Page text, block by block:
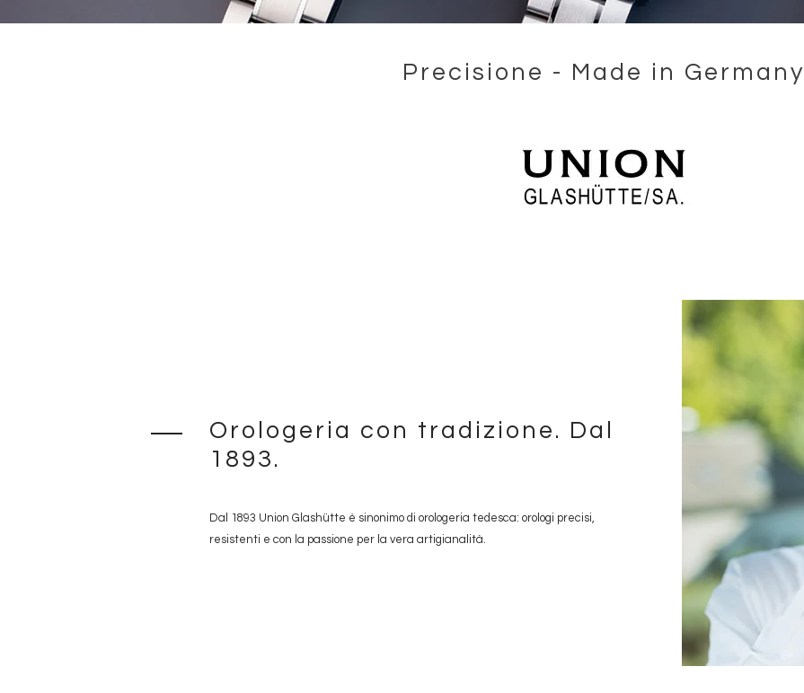
Precisione - Made in Germany
Orologeria con tradizione. Dal
1893.
Dal 1893 Union Glashütte è sinonimo di orologeria tedesca: orologi precisi,
resistenti e con la passione per la vera artigianalità.